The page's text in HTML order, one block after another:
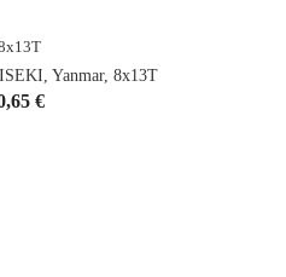
Yanmar, 8x13T
€